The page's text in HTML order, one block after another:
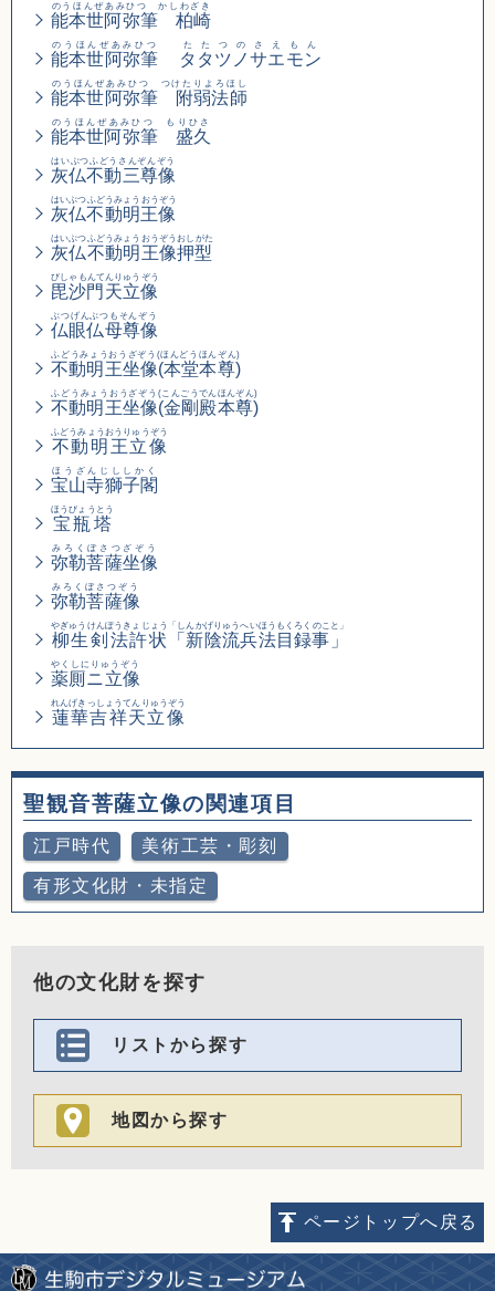
能本世阿弥筆 柏崎
のうほんぜあみひつ かしわざき
能本世阿弥筆
のうほんぜあみひつ
タタツノサエモン
たたつのさえもん
能本世阿弥筆 附弱法師
のうほんぜあみひつ つけたりよろほし
能本世阿弥筆 盛久
のうほんぜあみひつ もりひさ
灰仏不動三尊像
はいぶつふどうさんぞんぞう
灰仏不動明王像
はいぶつふどうみょうおうぞう
灰仏不動明王像押型
はいぶつふどうみょうおうぞうおしがた
毘沙門天立像
びしゃもんてんりゅうぞう
仏眼仏母尊像
ぶつげんぶつもそんぞう
不動明王坐像(本堂本尊)
ふどうみょうおうざぞう(ほんどうほんぞん)
不動明王坐像
ふどうみょうおうざぞう
(金剛殿本尊)
(こんごうでんほんぞん)
不動明王立像
ふどうみょうおうりゅうぞう
宝山寺獅子閣
ほうざんじししかく
宝瓶塔
ほうびょうとう
弥勒菩薩坐像
みろくぼさつざぞう
弥勒菩薩像
みろくぼさつぞう
柳生剣法許状
やぎゅうけんぽうきょじょう
「新陰流兵法目録事」
「しんかげりゅうへいほうもくろくのこと」
薬厠ニ立像
やくしにりゅうぞう
蓮華吉祥天立像
れんげきっしょうてんりゅうぞう
聖観音菩薩立像の関連項目
江戸時代 美術工芸・彫刻
有形文化財・未指定
他の文化財を探す
リストから探す
地図から探す
ページトップへ戻る